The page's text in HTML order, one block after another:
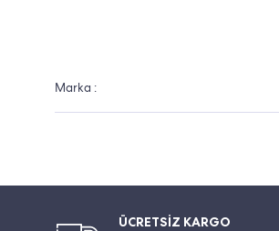
Marka :
ÜCRETSİZ KARGO